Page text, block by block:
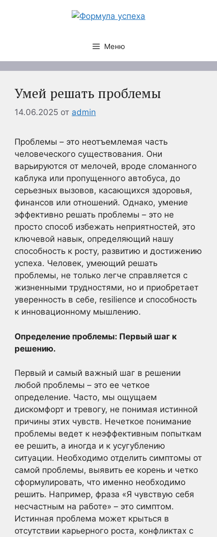
Меню
Умей решать проблемы
14.06.2025 от admin
Проблемы – это неотъемлемая часть
человеческого существования. Они
варьируются от мелочей, вроде сломанного
каблука или пропущенного автобуса, до
серьезных вызовов, касающихся здоровья,
финансов или отношений. Однако, умение
эффективно решать проблемы – это не
просто способ избежать неприятностей, это
ключевой навык, определяющий нашу
способность к росту, развитию и достижению
успеха. Человек, умеющий решать
проблемы, не только легче справляется с
жизненными трудностями, но и приобретает
уверенность в себе, resilience и способность
к инновационному мышлению.
Определение проблемы: Первый шаг к
решению.
Первый и самый важный шаг в решении
любой проблемы – это ее четкое
определение. Часто, мы ощущаем
дискомфорт и тревогу, не понимая истинной
причины этих чувств. Нечеткое понимание
проблемы ведет к неэффективным попыткам
ее решить, а иногда и к усугублению
ситуации. Необходимо отделить симптомы от
самой проблемы, выявить ее корень и четко
сформулировать, что именно необходимо
решить. Например, фраза «Я чувствую себя
несчастным на работе» – это симптом.
Истинная проблема может крыться в
отсутствии карьерного роста, конфликтах с